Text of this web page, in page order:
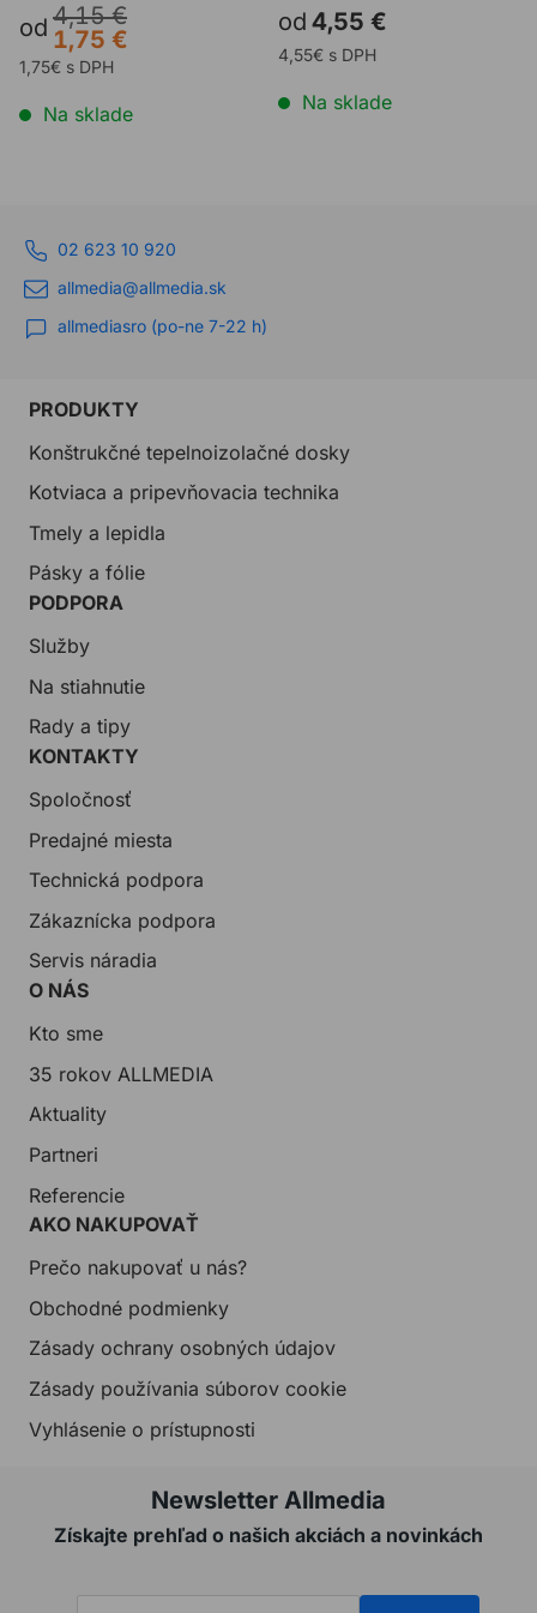
od 4,15 €
1,75 €
1,75€ s DPH
Na sklade
od 4,55 €
4,55€ s DPH
Na sklade
02 623 10 920
allmedia@allmedia.sk
allmediasro (po-ne 7-22 h)
PRODUKTY
Konštrukčné tepelnoizolačné dosky
Kotviaca a pripevňovacia technika
Tmely a lepidla
Pásky a fólie
PODPORA
Služby
Na stiahnutie
Rady a tipy
KONTAKTY
Spoločnosť
Predajné miesta
Technická podpora
Zákaznícka podpora
Servis náradia
O NÁS
Kto sme
35 rokov ALLMEDIA
Aktuality
Partneri
Referencie
AKO NAKUPOVAŤ
Prečo nakupovať u nás?
Obchodné podmienky
Zásady ochrany osobných údajov
Zásady používania súborov cookie
Vyhlásenie o prístupnosti
Newsletter Allmedia
Získajte prehľad o našich akciách a novinkách